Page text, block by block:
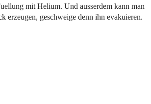
mit Helium. Und ausserdem kann man
erzeugen, geschweige denn ihn evakuieren.